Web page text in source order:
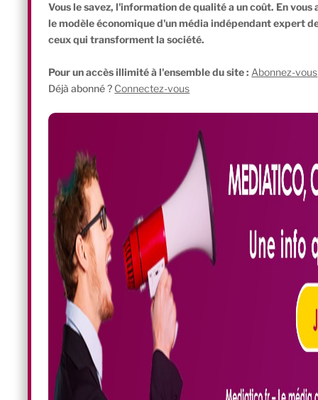
Vous le savez, l'information de qualité a un coût. En
le modèle économique d'un média indépendant expert
ceux qui transforment la société.
Pour un accès illimité à l'ensemble du site : Abonnez-vous
Déjà abonné ? Connectez-vous